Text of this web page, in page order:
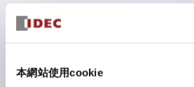
本網站使用cookie
三種功能集結於一顆開關。
完整支援全球各地需求的多種電壓
需分色管理的 LED 燈泡，如今可